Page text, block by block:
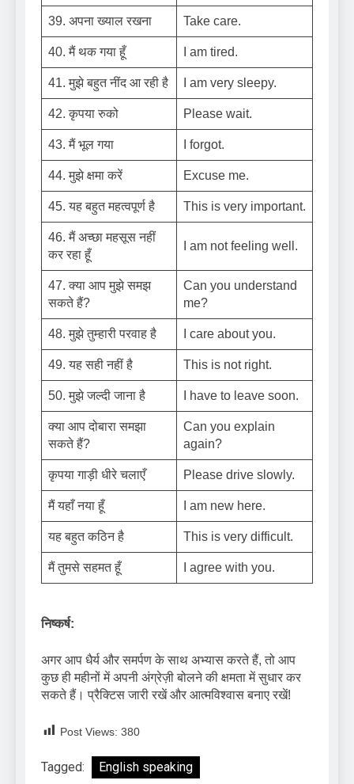
39. अपना ख्याल रखना Take care.
40. मैं थक गया हूँ I am tired.
41. मुझे बहुत नींद आ रही है I am very sleepy.
42. कृपया रुको Please wait.
43. मैं भूल गया I forgot.
44. मुझे क्षमा करें Excuse me.
45. यह बहुत महत्वपूर्ण है This is very important.
46. मैं अच्छा महसूस नहीं
कर रहा हूँ
I am not feeling well.
47. क्या आप मुझे समझ
सकते हैं?
Can you understand
me?
48. मुझे तुम्हारी परवाह है I care about you.
49. यह सही नहीं है This is not right.
50. मुझे जल्दी जाना है I have to leave soon.
क्या आप दोबारा समझा
सकते हैं?
Can you explain
again?
कृपया गाड़ी धीरे चलाएँ Please drive slowly.
मैं यहाँ नया हूँ I am new here.
यह बहुत कठिन है This is very difficult.
मैं तुमसे सहमत हूँ I agree with you.
निष्कर्ष:
अगर आप धैर्य और समर्पण के साथ अभ्यास करते हैं, तो आप
कुछ ही महीनों में अपनी अंग्रेज़ी बोलने की क्षमता में सुधार कर
सकते हैं। प्रैक्टिस जारी रखें और आत्मविश्वास बनाए रखें!
Post Views: 380
Tagged: English speaking